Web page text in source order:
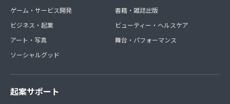
ゲーム・サービス開発
ビジネス・起業
アート・写真
ソーシャルグッド
書籍・雑誌出版
ビューティー・ヘルスケア
舞台・パフォーマンス
起案サポート